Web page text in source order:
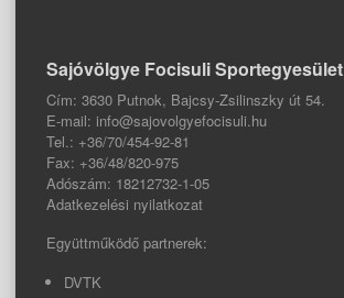
Sajóvölgye Focisuli Sportegyesület
Cím: 3630 Putnok, Bajcsy-Zsilinszky út 54.
E-mail: info@sajovolgyefocisuli.hu
Tel.: +36/70/454-92-81
Fax: +36/48/820-975
Adószám: 18212732-1-05
Adatkezelési nyilatkozat
Együttműködő partnerek:
DVTK